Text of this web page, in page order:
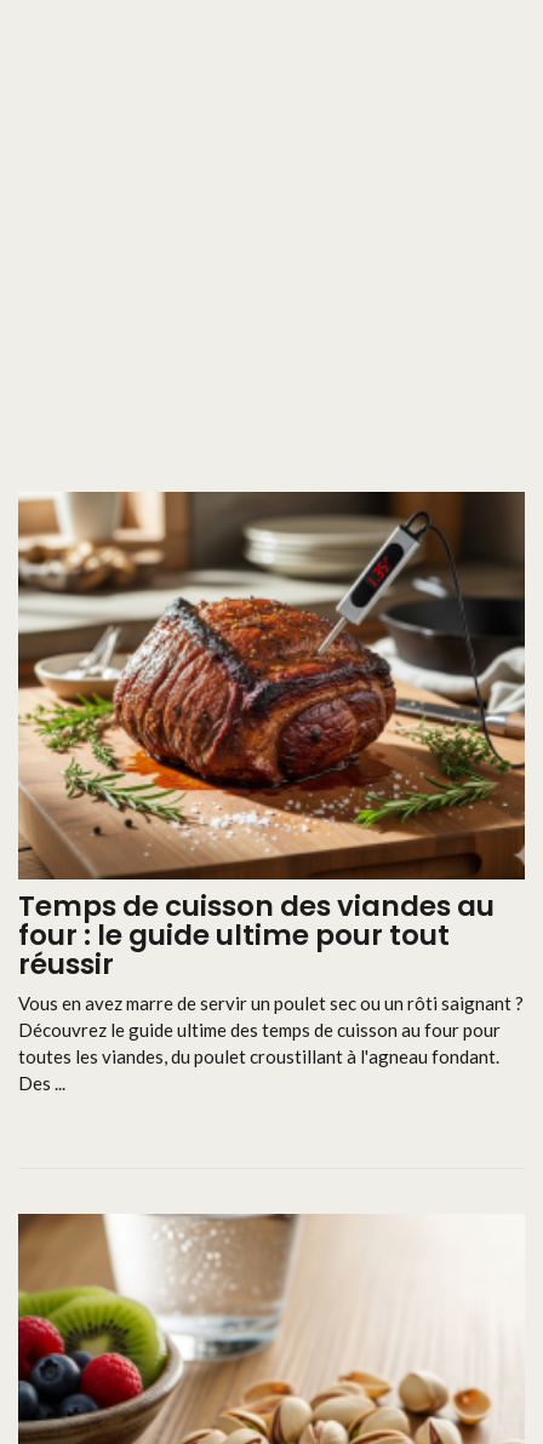
Temps de cuisson des viandes au
four : le guide ultime pour tout
réussir
Vous en avez marre de servir un poulet sec ou un rôti saignant ?
Découvrez le guide ultime des temps de cuisson au four pour
toutes les viandes, du poulet croustillant à l'agneau fondant.
Des ...